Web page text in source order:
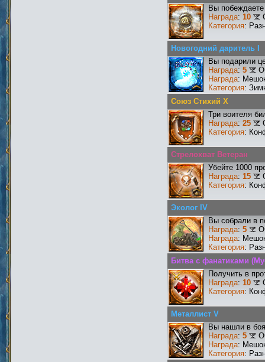
Вы
Награда: 10
Категория:
Новогодний даритель I
Вы подарили
Награда: 5
Награда:
Категория:
Союз Стихий X
Три воителя
Награда: 25
Категория:
Стрелохват Ветеран
Убейте 1000
Награда: 15
Категория:
Эколог IV
Вы собрали в
Награда: 5
Награда:
Категория:
Битва с фанатиками
Получить в
Награда: 10
Категория:
Металлист V
Вы нашли в
Награда: 5
Награда:
Категория: